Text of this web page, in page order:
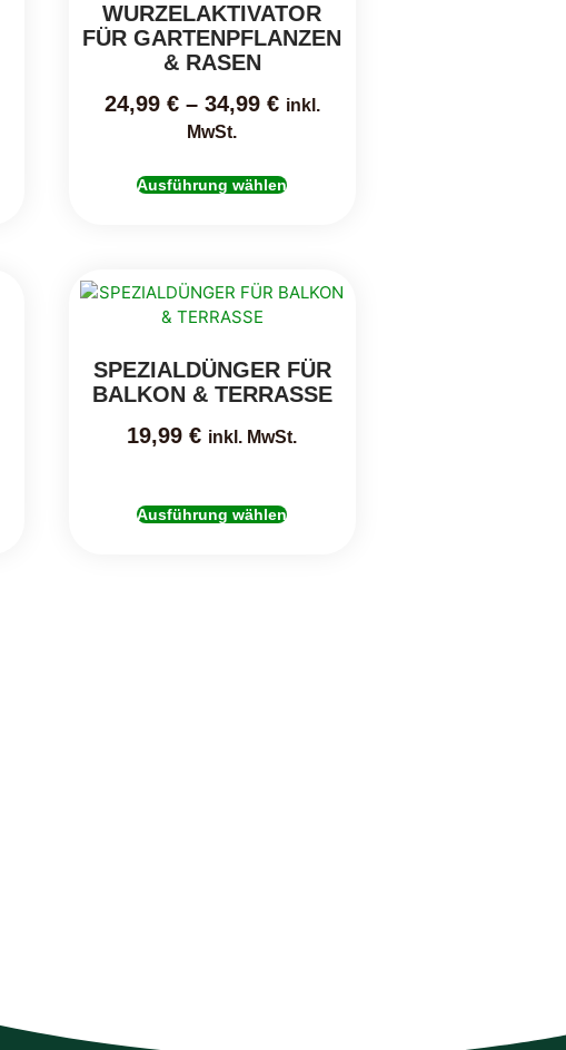
WURZELAKTIVATOR
FÜR GARTENPFLANZEN
& RASEN
24,99 €– 34,99 € inkl.
MwSt.
Ausführung wählen
SPEZIALDÜNGER FÜR
BALKON & TERRASSE
19,99€ inkl. MwSt.
Ausführung wählen